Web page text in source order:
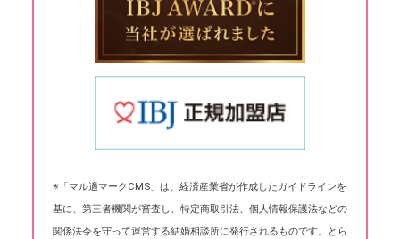
※「マル適マークCMS」は、経済産業省が作成したガイドラインを
基に、第三者機関が審査し、特定商取引法、個人情報保護法などの
関係法令を守って運営する結婚相談所に発行されるものです。とら